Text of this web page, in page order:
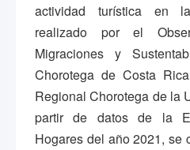
actividad turística en
realizado por el
Migraciones y
Chorotega de Costa
Regional Chorotega de la
partir de datos de la
Hogares del año 2021, se